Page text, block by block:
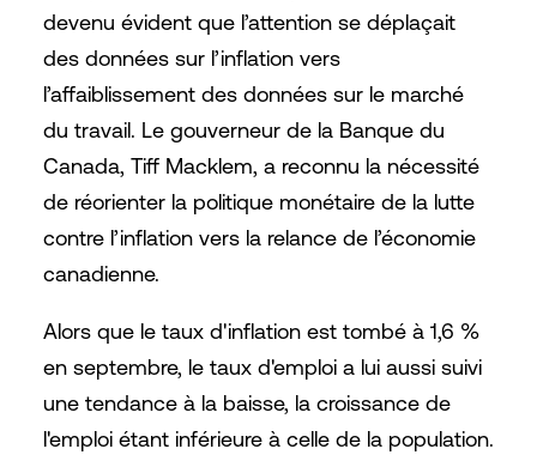
devenu évident que l’attention se déplaçait
des données sur l’inflation vers
l’affaiblissement des données sur le marché
du travail. Le gouverneur de la Banque du
Canada, Tiff Macklem, a reconnu la nécessité
de réorienter la politique monétaire de la lutte
contre l’inflation vers la relance de l’économie
canadienne.
Alors que le taux d'inflation est tombé à 1,6 %
en septembre, le taux d'emploi a lui aussi suivi
une tendance à la baisse, la croissance de
l'emploi étant inférieure à celle de la population.